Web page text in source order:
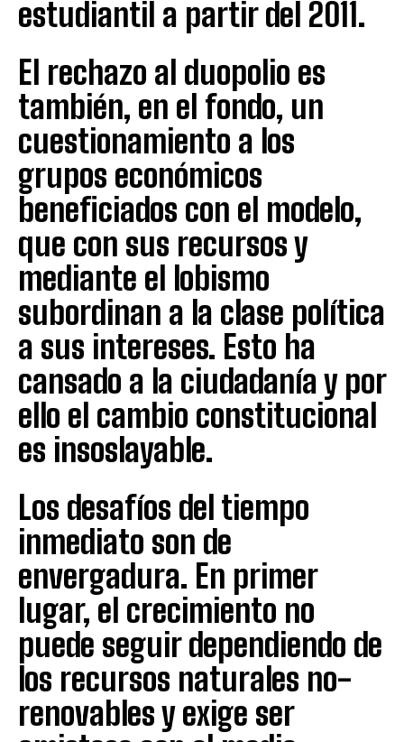
estudiantil a partir del 2011.
El rechazo al duopolio es
también, en el fondo, un
cuestionamiento a los
grupos económicos
beneficiados con el modelo,
que con sus recursos y
mediante el lobismo
subordinan a la clase política
a sus intereses. Esto ha
cansado a la ciudadanía y por
ello el cambio constitucional
es insoslayable.
Los desafíos del tiempo
inmediato son de
envergadura. En primer
lugar, el crecimiento no
puede seguir dependiendo de
los recursos naturales no-
renovables y exige ser